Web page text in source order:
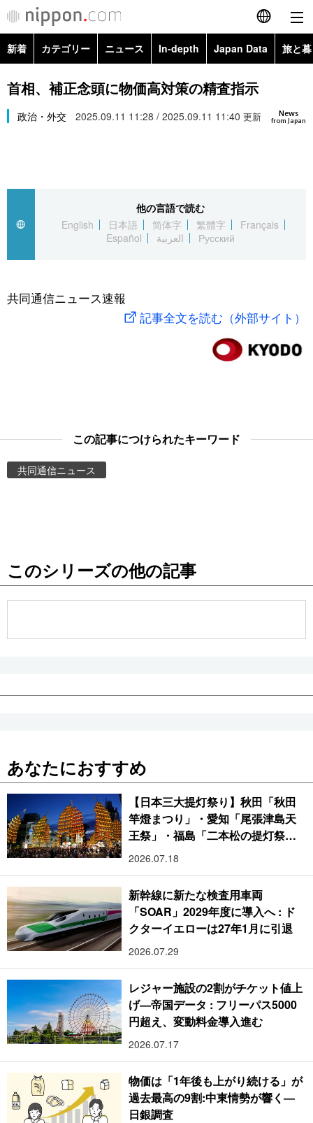
English
简体字
繁體字
العربية
社会
旅と暮らし
東京
新着 カテゴリー ニュース In-depth Japan Data 旅と
政治・外交
経済・ビジネス
社会
文化
科学・技術
暮らし
Images
お知らせ
首相、補正念頭に物価高対策の精査指示
News
from Japan
政治・外交 2025.09.11 11:28 / 2025.09.11 11:40 更新
他の言語で読む
English
日本語 简体字 繁體字
Français
Español
العربية Русский
共同通信ニュース速報
記事全文を読む（外部サイト）
この記事につけられたキーワード
共同通信ニュース
このシリーズの他の記事
あなたにおすすめ
【日本三大提灯祭り】秋田「秋田
竿燈まつり」・愛知「尾張津島天
王祭」・福島「二本松の提灯祭
り」:おびただしい灯火が夜空を照
2026.07.18
新幹線に新たな検査用車両
「SOAR」2029年度に導入へ : ド
クターイエローは27年1月に引退
2026.07.29
レジャー施設の2割がチケット値上
げ―帝国データ : フリーパス5000
円超え、変動料金導入進む
2026.07.17
物価は「1年後も上がり続ける」が
過去最高の9割:中東情勢が響く―
日銀調査